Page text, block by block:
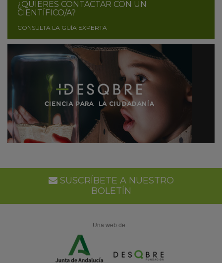
¿QUIERES CONTACTAR CON UN
CIENTÍFICO/A?
CONSULTA LA GUÍA EXPERTA
SUSCRÍBETE A NUESTRO
BOLETÍN
Una web de: